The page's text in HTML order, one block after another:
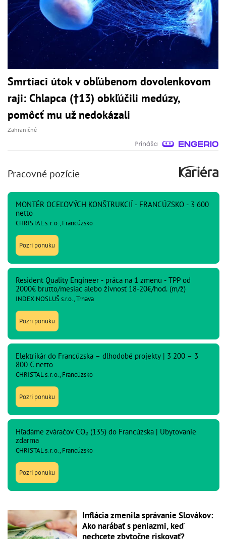
Smrtiaci útok v obľúbenom dovolenkovom
raji: Chlapca (†13) obkľúčili medúzy,
pomôcť mu už nedokázali
Zahraničné
Pracovné pozície
MONTÉR OCEĽOVÝCH KONŠTRUKCIÍ - FRANCÚZSKO - 3 600
netto
CHRISTAL s. r. o., Francúzsko
Pozri ponuku
Resident Quality Engineer - práca na 1 zmenu - TPP od
2000€ brutto/mesiac alebo živnosť 18-20€/hod. (m/ž)
INDEX NOSLUŠ s.r.o., Trnava
Pozri ponuku
Elektrikár do Francúzska – dlhodobé projekty | 3 200 – 3
800 € netto
CHRISTAL s. r. o., Francúzsko
Pozri ponuku
Hľadáme zváračov CO₂ (135) do Francúzska | Ubytovanie
zdarma
CHRISTAL s. r. o., Francúzsko
Pozri ponuku
Inflácia zmenila správanie Slovákov:
Ako narábať s peniazmi, keď
nechcete zbytočne riskovať?